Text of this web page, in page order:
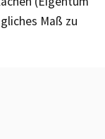
Maß zu